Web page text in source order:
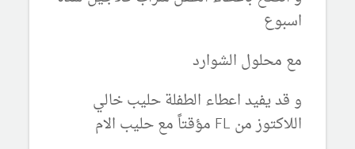
اسبوع
مع محلول الشوارد
و قد يفيد اعطاء الطفلة حليب خالي
اللاكتوز من FL مؤقتاً مع حليب الام